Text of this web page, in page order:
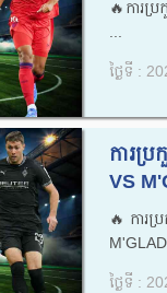
🔥ការប្
ថ្ងៃទី :
ការប្
VS
🔥ការ
ថ្ងៃទី :